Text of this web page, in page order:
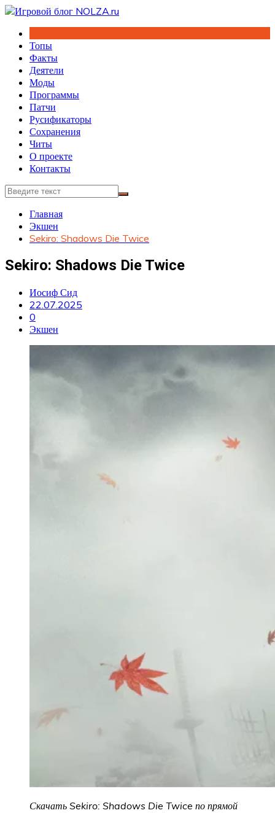
Перейти
содержимому
Топы
Факты
Деятели
Моды
Программы
Патчи
Русификаторы
Сохранения
Читы
О проекте
Контакты
Главная
Экшен
Sekiro: Shadows Die Twice
Sekiro: Shadows Die Twice
Иосиф Сид
22.07.2025
0
Экшен
Скачать Sekiro: Shadows Die Twice по прямой